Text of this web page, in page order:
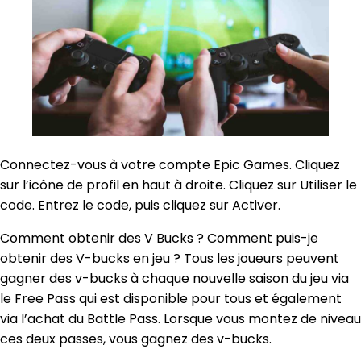
Connectez-vous à votre compte Epic Games. Cliquez
sur l’icône de profil en haut à droite. Cliquez sur Utiliser le
code. Entrez le code, puis cliquez sur Activer.
Comment obtenir des V Bucks ? Comment puis-je
obtenir des V-bucks en jeu ? Tous les joueurs peuvent
gagner des v-bucks à chaque nouvelle saison du jeu via
le Free Pass qui est disponible pour tous et également
via l’achat du Battle Pass. Lorsque vous montez de niveau
ces deux passes, vous gagnez des v-bucks.